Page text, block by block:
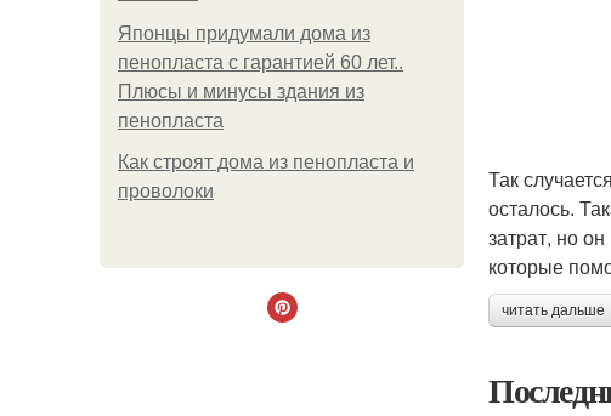
Японцы придумали дома из
пенопласта с гарантией 60 лет..
Плюсы и минусы здания из
пенопласта
Как строят дома из пенопласта и
проволоки
Так
осталось.
затрат, но
которые
читать дальше